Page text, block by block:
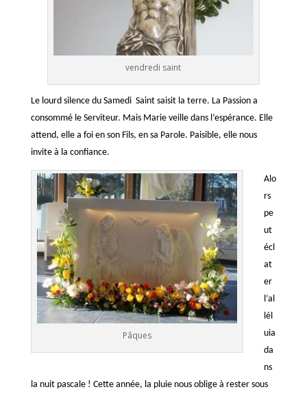
vendredi saint
Le lourd silence du Samedi Saint saisit la terre. La Passion a
consommé le Serviteur. Mais Marie veille dans l’espérance. Elle
attend, elle a foi en son Fils, en sa Parole. Paisible, elle nous
invite à la confiance.
Pâques
Alo
rs
pe
ut
écl
at
er
l’al
lél
uia
da
ns
la nuit pascale ! Cette année, la pluie nous oblige à rester sous